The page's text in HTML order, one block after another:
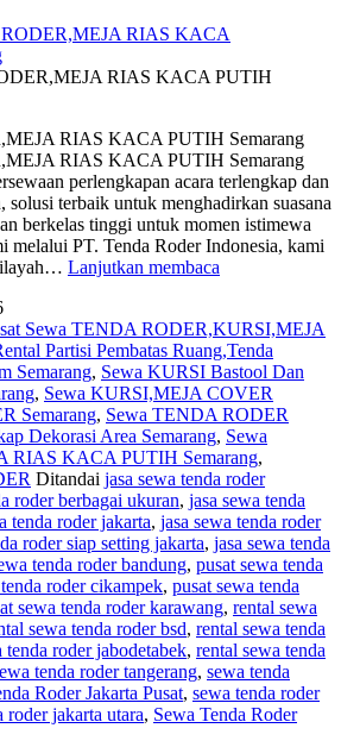
RIAS KACA PUTIH
RIAS KACA PUTIH Semarang
RIAS KACA PUTIH Semarang
perlengkapan acara terlengkap dan
solusi terbaik untuk menghadirkan suasana
berkelas tinggi untuk momen istimewa
melalui PT. Tenda Roder Indonesia, kami
Lanjutkan membaca
RIAS
KACA
PUTIH
Semarang
Sewa TENDA RODER,KURSI,MEJA
Partisi Pembatas Ruang,Tenda
Semarang, Sewa KURSI Bastool Dan
, Sewa KURSI,MEJA COVER
Semarang, Sewa TENDA RODER
Dekorasi Area Semarang, Sewa
RIAS KACA PUTIH Semarang,
Ditandai jasa sewa tenda roder
roder berbagai ukuran, jasa sewa tenda
tenda roder jakarta, jasa sewa tenda roder
roder siap setting jakarta, jasa sewa tenda
tenda roder bandung, pusat sewa tenda
roder cikampek, pusat sewa tenda
sewa tenda roder karawang, rental sewa
sewa tenda roder bsd, rental sewa tenda
tenda roder jabodetabek, rental sewa tenda
tenda roder tangerang, sewa tenda
Roder Jakarta Pusat, sewa tenda roder
roder jakarta utara, Sewa Tenda Roder